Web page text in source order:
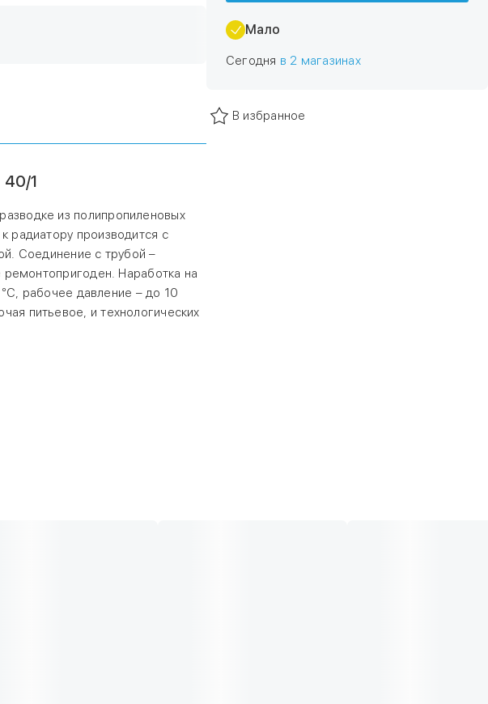
включая питьевое,
1
из полипропиленовых
радиатору производится с
Соединение с трубой –
Наработка на
рабочее давление – до 10
питьевое, и технологических
Мало
Сегодня в 2 магазинах
В избранное